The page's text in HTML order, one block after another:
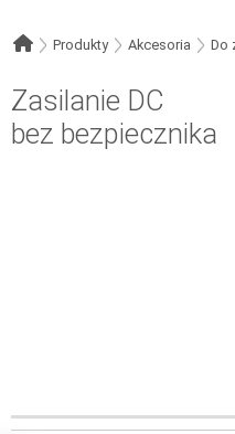
Produkty Akcesoria Do
Zasilanie DC
bez bezpiecznika